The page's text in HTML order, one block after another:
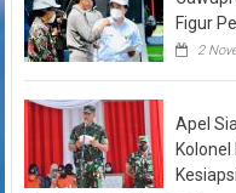
Figur
2
Apel
Kolonel